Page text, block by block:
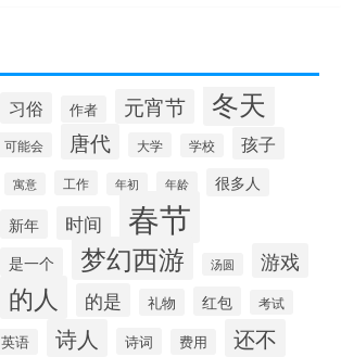
习俗 作者 元宵节 冬天
可能会 唐代 大学 学校 孩子
寓意 工作 年初 年龄 很多人
新年 时间 春节
是一个 梦幻西游 汤圆 游戏
的人 的是 礼物 红包 考试
英语 诗人 诗词 费用 还不